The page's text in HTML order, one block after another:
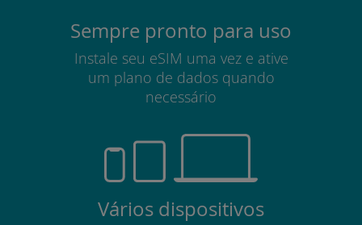
Sempre pronto para uso
Instale seu eSIM uma vez e ative
um plano de dados quando
necessário
Vários dispositivos